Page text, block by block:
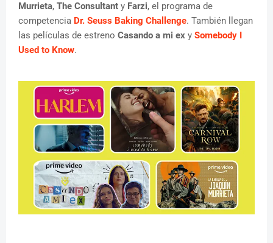
Murrieta, The Consultant y Farzi, el programa de
competencia Dr. Seuss Baking Challenge. También llegan
las películas de estreno Casando a mi ex y Somebody I
Used to Know.